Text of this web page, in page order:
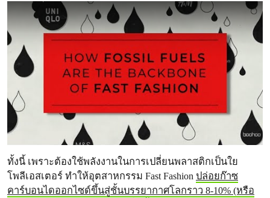
ทั้งนี้ เพราะต้องใช้พลังงานในการเปลี่ยนพลาสติกเป็นใย
โพลีเอสเตอร์ ทำให้อุตสาหกรรม Fast Fashion ปล่อยก๊าซ
คาร์บอนไดออกไซด์ขึ้นสู่ชั้นบรรยากาศโลกราว 8-10% (หรือ